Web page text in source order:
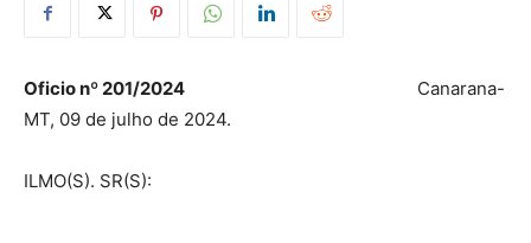
Oficionº 201/2024 Canarana-
MT, 09 de julho de 2024.
ILMO(S). SR(S):